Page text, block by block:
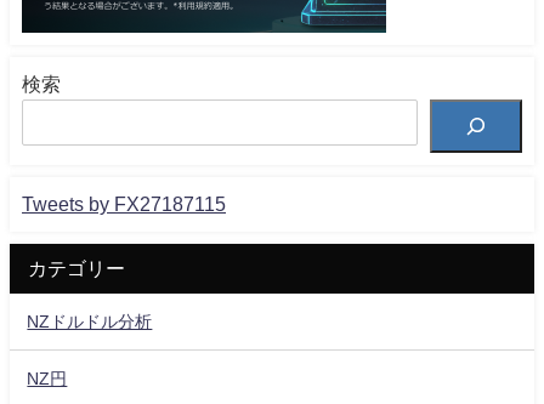
検索
Tweets by FX27187115
カテゴリー
NZドルドル分析
NZ円